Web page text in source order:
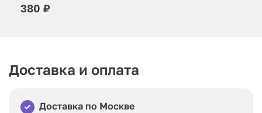
380 ₽
Доставка и оплата
Доставка по Москве